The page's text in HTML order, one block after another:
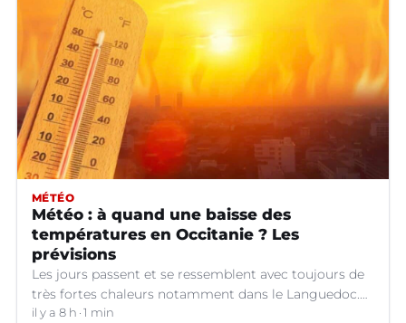
MÉTÉO
Météo : à quand une baisse des
températures en Occitanie ? Les
prévisions
Les jours passent et se ressemblent avec toujours de
très fortes chaleurs notamment dans le Languedoc.
Jusqu’à quand ?
il y a 8 h 1 min